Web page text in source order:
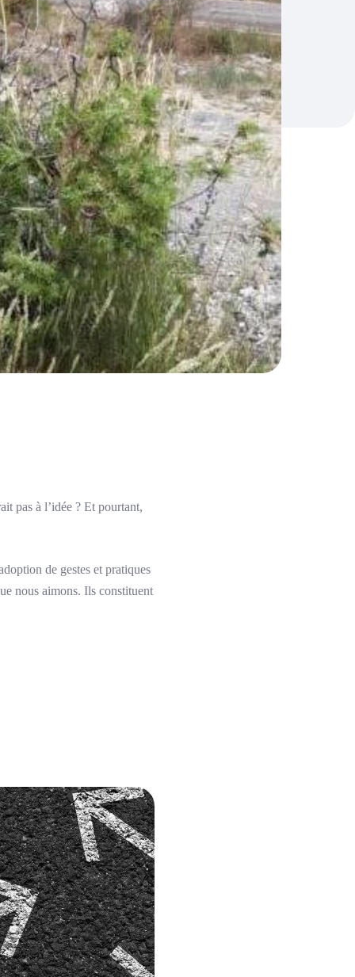
pas à l’idée ? Et pourtant,
de gestes et pratiques
nous aimons. Ils constituent